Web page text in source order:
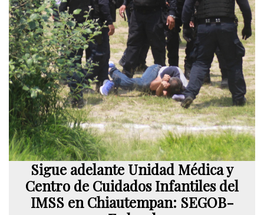
Sigue adelante Unidad Médica y
Centro de Cuidados Infantiles del
IMSS en Chiautempan: SEGOB-